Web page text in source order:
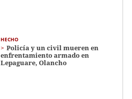
HECHO
Policía y un civil mueren en
enfrentamiento armado en
Lepaguare, Olancho